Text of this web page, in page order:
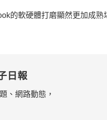
的軟硬體打磨顯然更加成熟
日報
、網路動態，